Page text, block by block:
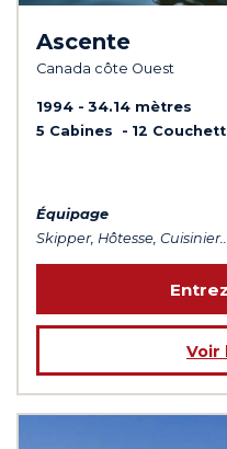
Ascente
Canada côte Ouest
1994
34.14 mètres
5 Cabines
12
Équipage
Skipper, Hôtesse, Cuisinier...
Voir